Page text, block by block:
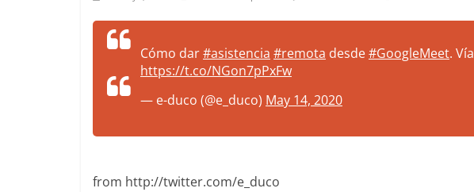
Do
more.
Cómo dar#asistencia #remota desde#GoogleMeet. Vía
https://t.co/NGon7pPxFw
— e-duco (@e_duco) May 14, 2020
from http://twitter.com/e_duco